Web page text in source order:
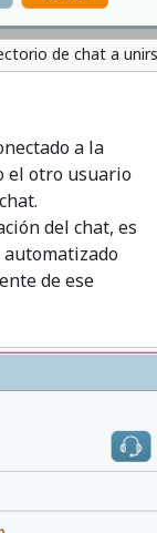
de chat a
a la
el otro usuario
del chat, es
de ese